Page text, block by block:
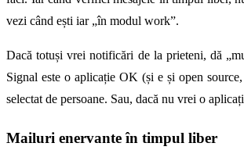
vezi când ești iar „în modul work”.
Dacă totuși vrei notificări de la prieteni, dă
Signal este o aplicație OK (și e și open
selectat de persoane. Sau, dacă nu vrei o
Mailuri enervante în timpul liber